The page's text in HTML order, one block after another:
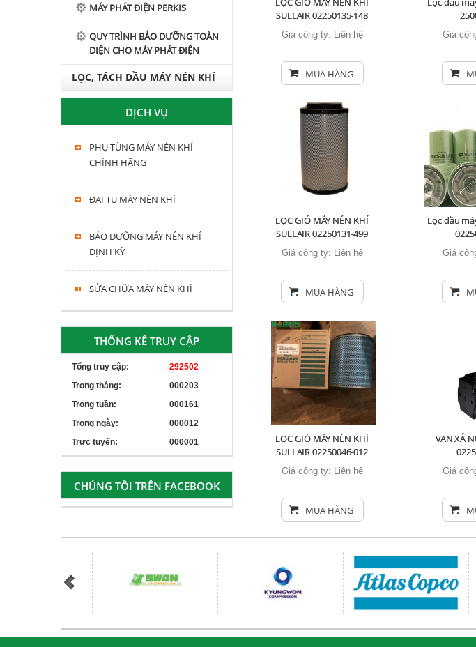
MÁY PHÁT ĐIỆN PERKIS
QUY TRÌNH BẢO DƯỠNG TOÀN
DIỆN CHO MÁY PHÁT ĐIỆN
LỌC, TÁCH DẦU MÁY NÉN KHÍ
HITACHI, KOBELCO, FUSHENG,
SWAN
DỊCH VỤ
PHỤ TÙNG MÁY NÉN KHÍ
CHÍNH HÃNG
ĐẠI TU MÁY NÉN KHÍ
BẢO DƯỠNG MÁY NÉN KHÍ
ĐỊNH KỲ
SỬA CHỮA MÁY NÉN KHÍ
THỐNG KÊ TRUY CẬP
Tổng truy cập:
292502
Trong tháng:
000203
Trong tuần:
000161
Trong ngày:
000012
Trực tuyến:
000001
CHÚNG TÔI TRÊN FACEBOOK
SULLAIR 02250135-148
Giá công ty: Liên hệ
MUA HÀNG
Giá
LỌC GIÓ MÁY NÉN KHÍ
SULLAIR 02250131-499
Giá công ty: Liên hệ
MUA HÀNG
Lọc dầu
Giá
LỌC GIÓ MÁY NÉN KHÍ
SULLAIR 02250046-012
Giá công ty: Liên hệ
MUA HÀNG
VAN XẢ
Giá